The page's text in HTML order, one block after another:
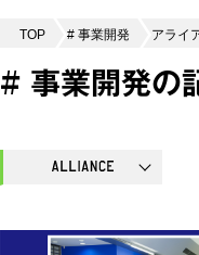
TOP # 事業開発 アライ
# 事業開発の